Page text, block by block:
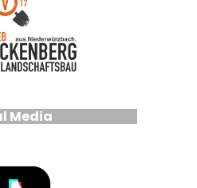
Media